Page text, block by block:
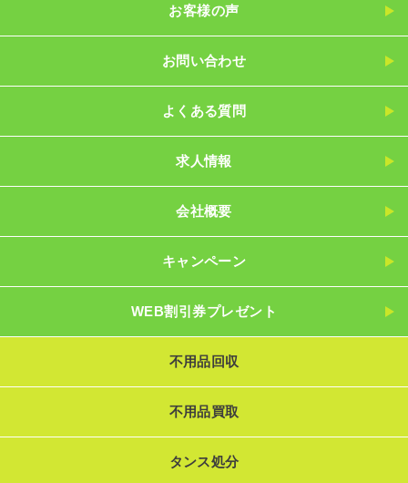
お客様の声
お問い合わせ
よくある質問
求人情報
会社概要
キャンペーン
WEB割引券プレゼント
不用品回収
不用品買取
タンス処分